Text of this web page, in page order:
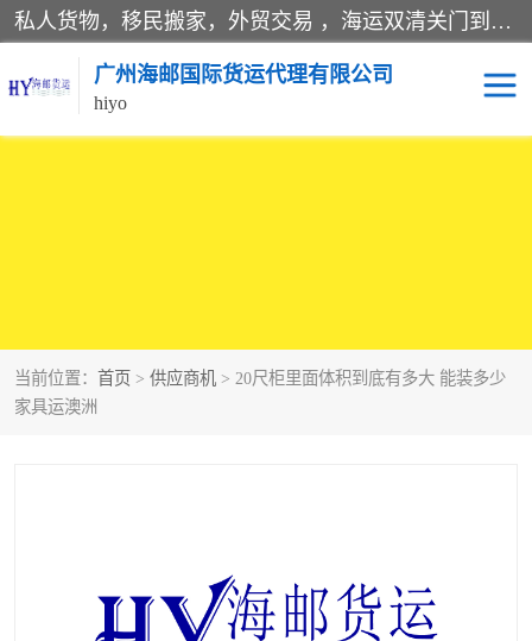
私人货物，移民搬家，外贸交易 ，海运双清关门到门运输一条龙服务。
广州海邮国际货运代理有限公司
hiyo
当前位置： 首页 > 供应商机 > 20尺柜里面体积到底有多大 能装多少
家具运澳洲